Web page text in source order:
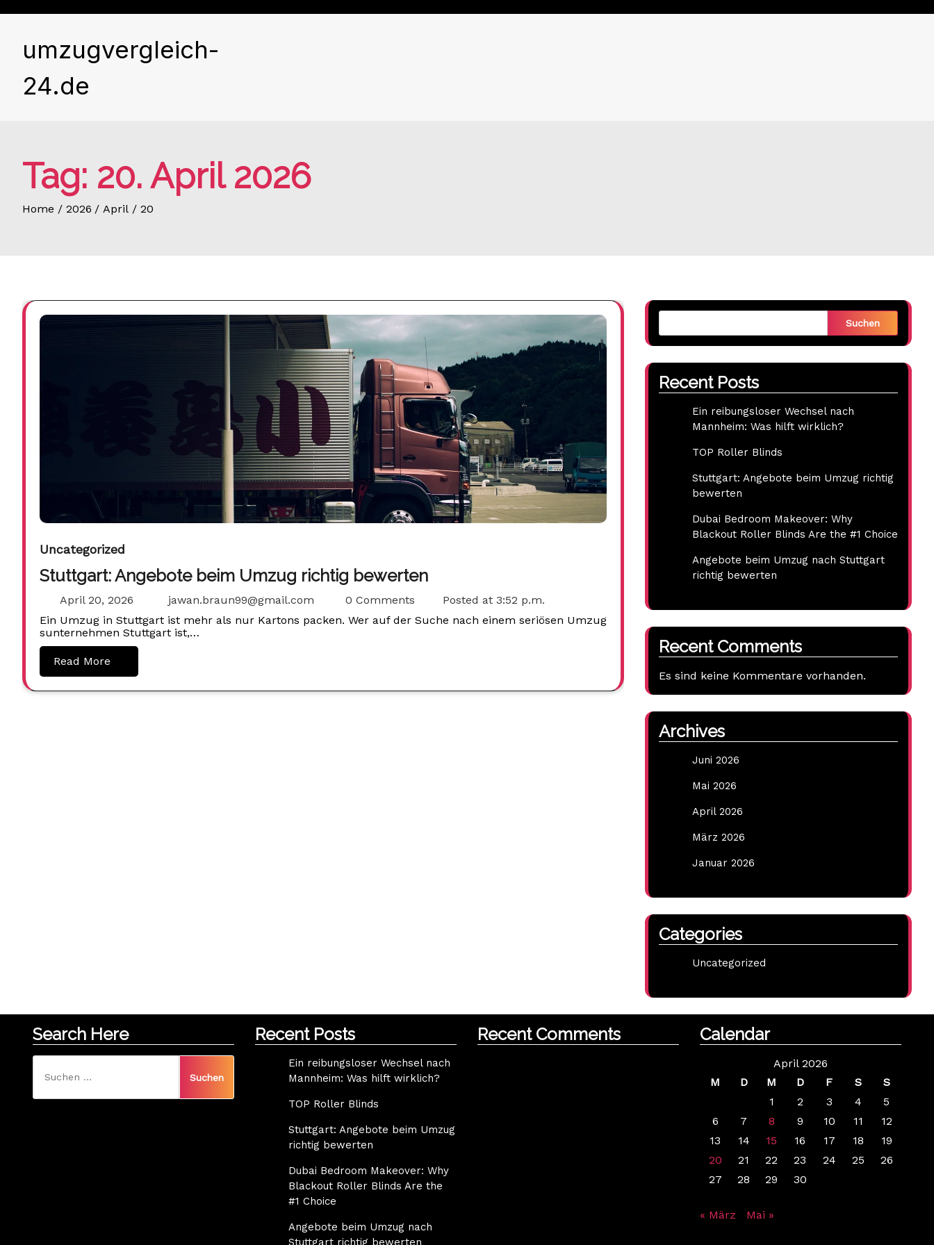
umzugvergleich-
24.de
Tag: 20. April 2026
Home 2026 April 20
Uncategorized
Stuttgart: Angebote beim Umzug richtig bewerten
April 20, 2026 jawan.braun99@gmail.com 0 Comments Posted at 3:52 p.m.
Ein Umzug in Stuttgart ist mehr als nur Kartons packen. Wer auf der Suche nach einem seriösen Umzug
sunternehmen Stuttgart ist,…
Read More
Suchen
Recent Posts
Ein reibungsloser Wechsel nach
Mannheim: Was hilft wirklich?
TOP Roller Blinds
Stuttgart: Angebote beim Umzug richtig
bewerten
Dubai Bedroom Makeover: Why
Blackout Roller Blinds Are the #1 Choice
Angebote beim Umzug nach Stuttgart
richtig bewerten
Recent Comments
Es sind keine Kommentare vorhanden.
Archives
Juni 2026
Mai 2026
April 2026
März 2026
Januar 2026
Categories
Uncategorized
Search Here
nach:
Recent Posts
Ein reibungsloser Wechsel nach
Mannheim: Was hilft wirklich?
TOP Roller Blinds
Stuttgart: Angebote beim Umzug
richtig bewerten
Dubai Bedroom Makeover: Why
Blackout Roller Blinds Are the
#1 Choice
Angebote beim Umzug nach
Stuttgart richtig bewerten
Recent Comments Calendar
April 2026
M
D M D F S
S
1
2 3 4
5
6
7 8 9 10 11
12
13
14 15 16 17 18
19
20
21 22 23 24 25
26
27
28 29 30
« März Mai »